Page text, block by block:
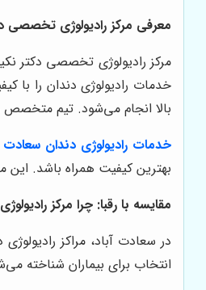
معرفی مرکز رادیولوژی تخصصی
مرکز رادیولوژی تخصصی دکتر
خدمات رادیولوژی دندان را با
بالا انجام می‌شود. تیم متخصص
خدمات رادیولوژی دندان سعادت
بهترین کیفیت همراه باشد. این
مقایسه با رقبا: چرا مرکز
در سعادت آباد، مراکز
انتخاب برای بیماران شناخته